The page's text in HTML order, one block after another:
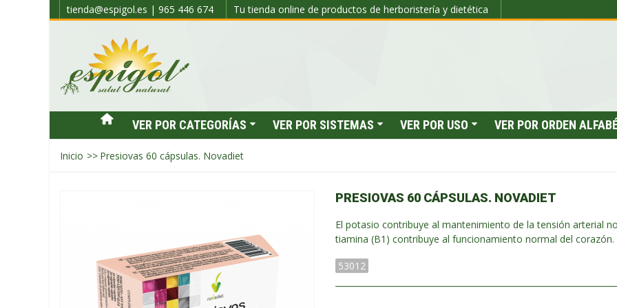
tienda@espigol.es | 965 446 674 Tu tienda online de productos de herboristería y dietética
VER POR CATEGORÍAS VER POR SISTEMAS VER POR USO VER POR ORDEN
Inicio >> Presiovas 60 cápsulas. Novadiet
PRESIOVAS 60 CÁPSULAS. NOVADIET
El potasio contribuye al mantenimiento de la tensión arterial
tiamina (B1) contribuye al funcionamiento normal del corazón.
53012